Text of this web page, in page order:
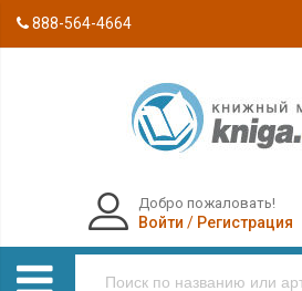
888-564-4664
Добро пожаловать!
Войти / Регистрация